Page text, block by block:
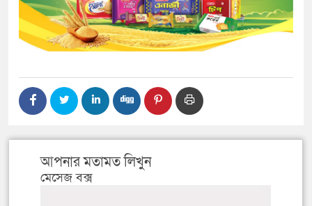
আপনার মতামত লিখুন
মেসেজ বক্স